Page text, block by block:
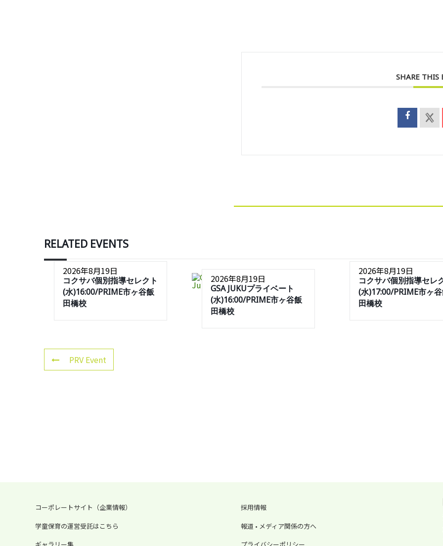
SHARE THIS
RELATED EVENTS
2026年8月19日
コクサバ個別指導セレクト
(水)16:00/PRIME市ヶ谷飯
田橋校
2026年8月19日
GSA JUKUプライベート
(水)16:00/PRIME市ヶ谷飯
田橋校
2026年8月19日
コクサバ個別指導セレ
(水)17:00/PRIME市ヶ
田橋校
PRV Event
コーポレートサイト（企業情報）
学童保育の運営受託はこちら
採用情報
報道 • メディア関係の方へ